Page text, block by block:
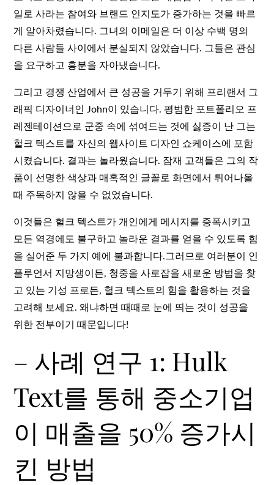
일로 사라는 참여와 브랜드 인지도가 증가하는 것을 빠르
게 알아차렸습니다. 그녀의 이메일은 더 이상 수백 명의
다른 사람들 사이에서 분실되지 않았습니다. 그들은 관심
을 요구하고 흥분을 자아냈습니다.
그리고 경쟁 산업에서 큰 성공을 거두기 위해 프리랜서 그
래픽 디자이너인 John이 있습니다. 평범한 포트폴리오 프
레젠테이션으로 군중 속에 섞여드는 것에 싫증이 난 그는
헐크 텍스트를 자신의 웹사이트 디자인 쇼케이스에 포함
시켰습니다. 결과는 놀라웠습니다. 잠재 고객들은 그의 작
품이 선명한 색상과 매혹적인 글꼴로 화면에서 튀어나올
때 주목하지 않을 수 없었습니다.
이것들은 헐크 텍스트가 개인에게 메시지를 증폭시키고
모든 역경에도 불구하고 놀라운 결과를 얻을 수 있도록 힘
을 실어준 두 가지 예에 불과합니다.그러므로 여러분이 인
플루언서 지망생이든, 청중을 사로잡을 새로운 방법을 찾
고 있는 기성 프로든, 헐크 텍스트의 힘을 활용하는 것을
고려해 보세요. 왜냐하면 때때로 눈에 띄는 것이 성공을
위한 전부이기 때문입니다!
– 사례 연구 1: Hulk
Text를 통해 중소기업
이 매출을 50% 증가시
킨 방법